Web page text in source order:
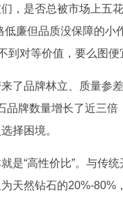
，是否总被市场上五
低廉但品质没保障的
对等价值，要么图便
了品牌林立、质量参
品牌数量增长了近三
择困境。
是“高性价比”。与传
天然钻石的20%-